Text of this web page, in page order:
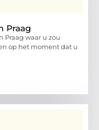
Praag
Praag waar u zou
op het moment dat u